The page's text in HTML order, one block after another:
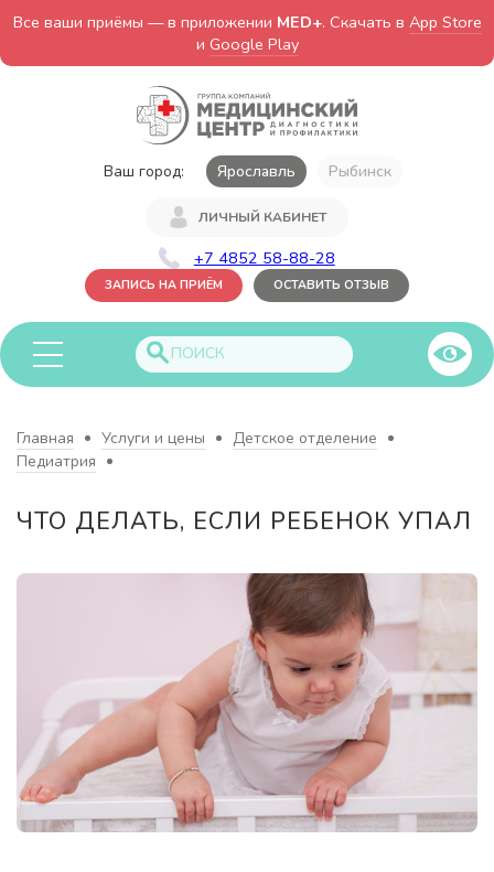
Все ваши приёмы — в приложении MED+. Скачать в App Store
и Google Play
Ваш город: Ярославль Рыбинск
ЛИЧНЫЙ КАБИНЕТ
+7 4852 58-88-28
ЗАПИСЬ НА ПРИЁМ ОСТАВИТЬ ОТЗЫВ
Главная Услуги и цены
Детское отделение
Педиатрия
ЧТО ДЕЛАТЬ, ЕСЛИ РЕБЕНОК УПАЛ